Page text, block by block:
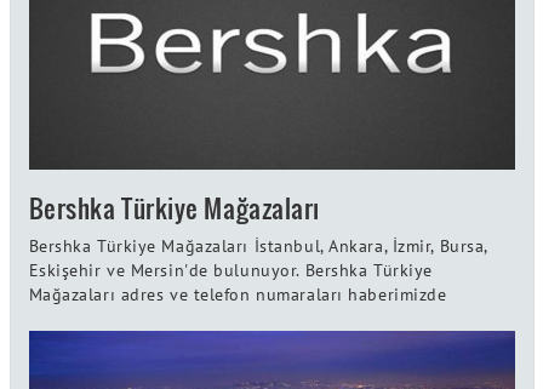
Bershka Türkiye Mağazaları
Bershka Türkiye Mağazaları İstanbul, Ankara, İzmir, Bursa,
Eskişehir ve Mersin'de bulunuyor. Bershka Türkiye
Mağazaları adres ve telefon numaraları haberimizde